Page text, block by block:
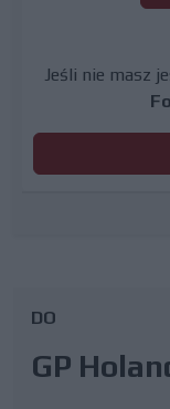
Jeśli nie masz
DO
GP